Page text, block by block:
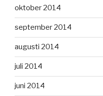
oktober 2014
september 2014
augusti 2014
juli 2014
juni 2014